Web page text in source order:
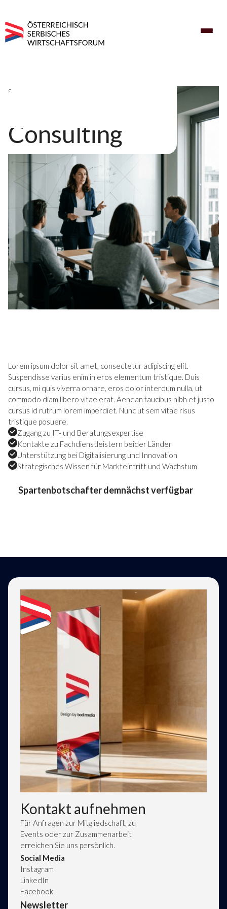
Sparte
Consulting
Lorem ipsum dolor sit amet, consectetur adipiscing elit.
Suspendisse varius enim in eros elementum tristique. Duis
cursus, mi quis viverra ornare, eros dolor interdum nulla, ut
commodo diam libero vitae erat. Aenean faucibus nibh et justo
cursus id rutrum lorem imperdiet. Nunc ut sem vitae risus
tristique posuere.
Zugang zu IT- und Beratungsexpertise
Kontakte zu Fachdienstleistern beider Länder
Unterstützung bei Digitalisierung und Innovation
Strategisches Wissen für Markteintritt und Wachstum
Spartenbotschafter demnächst verfügbar
Kontakt aufnehmen
Für Anfragen zur Mitgliedschaft, zu
Events oder zur Zusammenarbeit
erreichen Sie uns persönlich.
Home
Sparten
Licenses
Events
Über uns
Über Serbien
Social Media
Instagram
LinkedIn
Facebook
Newsletter